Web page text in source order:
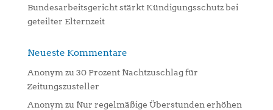
Bundesarbeitsgericht stärkt Kündigungsschutz bei
geteilter Elternzeit
Neueste Kommentare
Anonym zu 30 Prozent Nachtzuschlag für
Zeitungszusteller
Anonym zu Nur regelmäßige Überstunden erhöhen